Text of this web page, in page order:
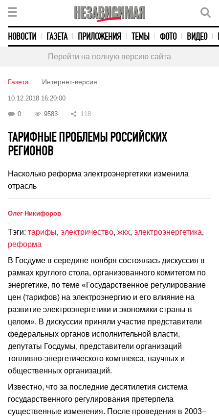
НОВОСТИ ГАЗЕТА ПРИЛОЖЕНИЯ ТЕМЫ ФОТО ВИДЕО
Перейти на полную версию сайта
Газета Интернет-версия
10.12.2018 16:20:00
0 9583 118
ТАРИФНЫЕ ПРОБЛЕМЫ РОССИЙСКИХ
РЕГИОНОВ
Насколько реформа электроэнергетики изменила
отрасль
Олег Никифоров
Тэги: тарифы, электричество, жкх, электроэнергетика,
реформа
В Госдуме в середине ноября состоялась дискуссия в
рамках круглого стола, организованного комитетом по
энергетике, по теме «Государственное регулирование
цен (тарифов) на электроэнергию и его влияние на
развитие электроэнергетики и экономики страны в
целом». В дискуссии приняли участие представители
федеральных органов исполнительной власти,
депутаты Госдумы, представители организаций
топливно-энергетического комплекса, научных и
общественных организаций.
Известно, что за последние десятилетия система
государственного регулирования претерпела
существенные изменения. После проведения в 2003–